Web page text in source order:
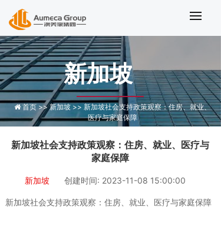
新加坡社会支持政策观察：
首页 >>新加坡 >> 新加坡社会支持政策观察：住房、就业、
医疗与家庭保障
新加坡
新加坡社会支持政策观察：住房、就业、医疗与
家庭保障
创建时间: 2023-11-08 15:00:00
新加坡
新加坡社会支持政策观察：住房、就业、医疗与家庭保障